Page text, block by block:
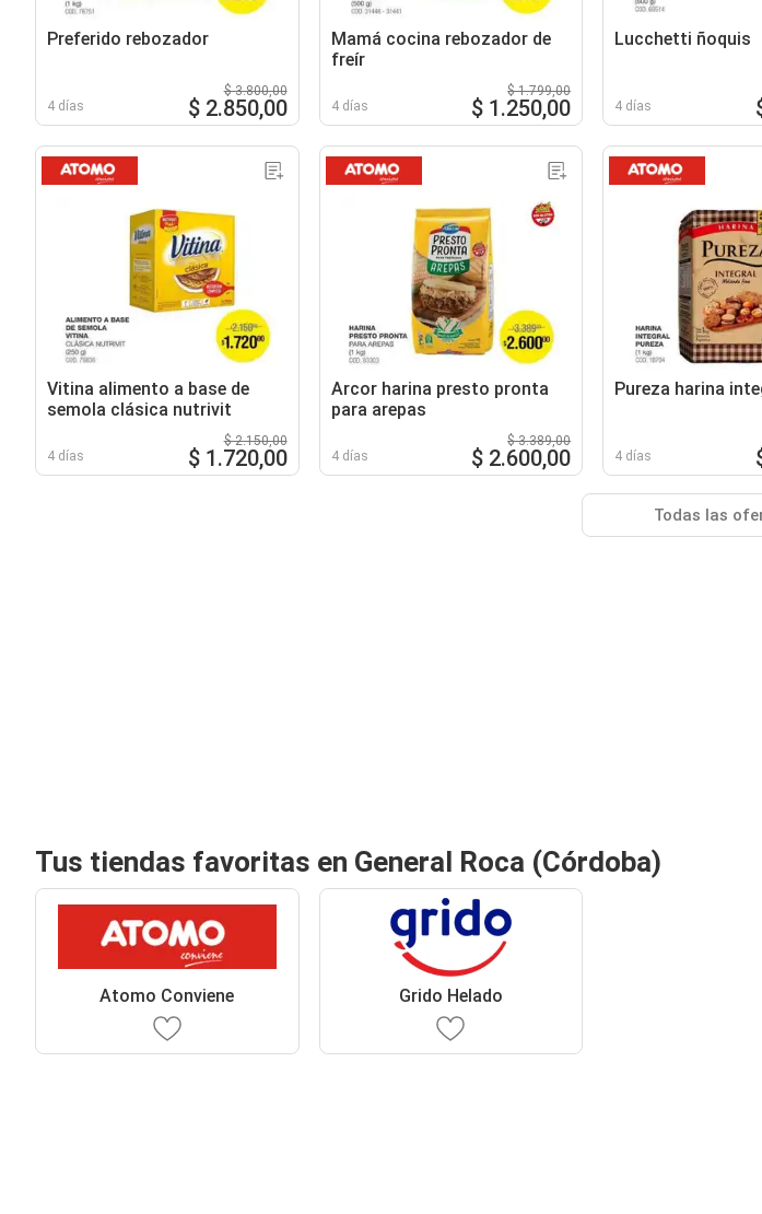
Preferido rebozador
4 días
$ 3.800,00
$ 2.850,00
Mamá cocina rebozador de
freír
4 días
$ 1.799,00
$ 1.250,00
Lucchetti ñoquis
4 días
Vitina alimento a base de
semola clásica nutrivit
4 días
$ 2.150,00
$ 1.720,00
Arcor harina presto pronta
para arepas
4 días
$ 3.389,00
$ 2.600,00
Pureza harina
4 días
Todas las
Tus tiendas favoritas en General Roca (Córdoba)
Atomo Conviene Grido Helado